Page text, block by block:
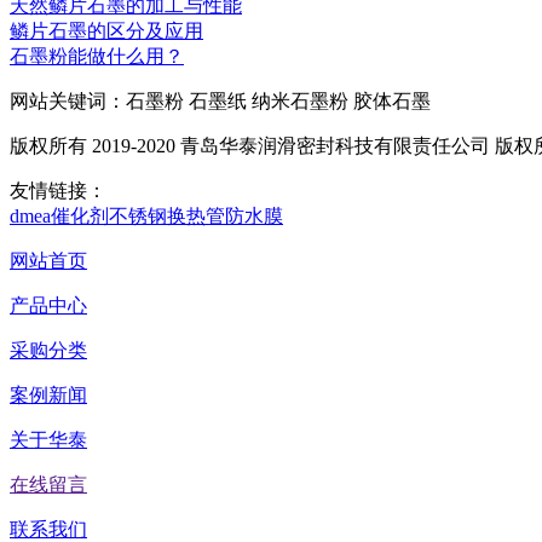
天然鳞片石墨的加工与性能
鳞片石墨的区分及应用
石墨粉能做什么用？
网站关键词：石墨粉 石墨纸 纳米石墨粉 胶体石墨
版权所有 2019-2020 青岛华泰润滑密封科技有限责任公司 版权
友情链接：
dmea催化剂 不锈钢换热管防水膜
网站首页
产品中心
采购分类
案例新闻
关于华泰
在线留言
联系我们